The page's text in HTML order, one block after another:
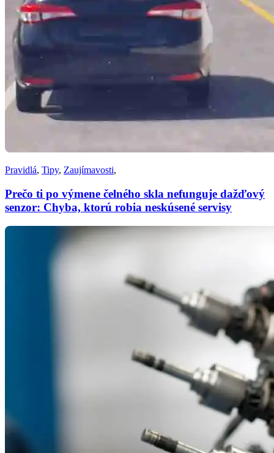
Pravidlá, Tipy, Zaujímavosti,
Prečo ti po výmene čelného skla nefunguje dažďový
senzor: Chyba, ktorú robia neskúsené servisy